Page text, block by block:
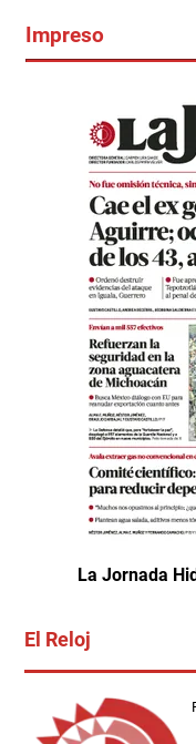
Impreso
La Jornada
El Reloj